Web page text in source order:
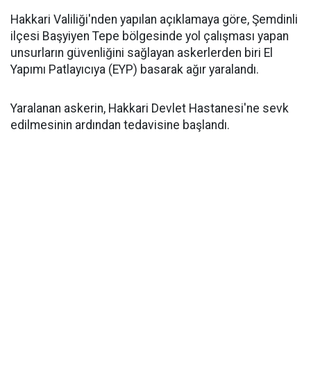
Hakkari Valiliği'nden yapılan açıklamaya göre, Şemdinli
ilçesi Başyiyen Tepe bölgesinde yol çalışması yapan
unsurların güvenliğini sağlayan askerlerden biri El
Yapımı Patlayıcıya (EYP) basarak ağır yaralandı.
Yaralanan askerin, Hakkari Devlet Hastanesi'ne sevk
edilmesinin ardından tedavisine başlandı.